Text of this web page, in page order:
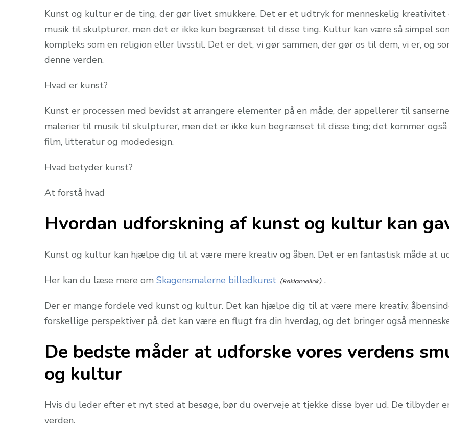
Kunst og kultur er de ting, der gør livet smukkere. Det er et udtryk for menneskelig
musik til skulpturer, men det er ikke kun begrænset til disse ting. Kultur kan være så simpel
kompleks som en religion eller livsstil. Det er det, vi gør sammen, der gør os til dem, vi er, og
denne verden.
Hvad er kunst?
Kunst er processen med bevidst at arrangere elementer på en måde, der appellerer til
malerier til musik til skulpturer, men det er ikke kun begrænset til disse ting; det kommer
film, litteratur og modedesign.
Hvad betyder kunst?
At forstå hvad
Hvordan udforskning af kunst og kultur kan
Kunst og kultur kan hjælpe dig til at være mere kreativ og åben. Det er en fantastisk måde at
Her kan du læse mere om Skagensmalerne billedkunst .
Der er mange fordele ved kunst og kultur. Det kan hjælpe dig til at være mere kreativ,
forskellige perspektiver på, det kan være en flugt fra din hverdag, og det bringer også
De bedste måder at udforske vores verdens
og kultur
Hvis du leder efter et nyt sted at besøge, bør du overveje at tjekke disse byer ud. De tilbyder
verden.